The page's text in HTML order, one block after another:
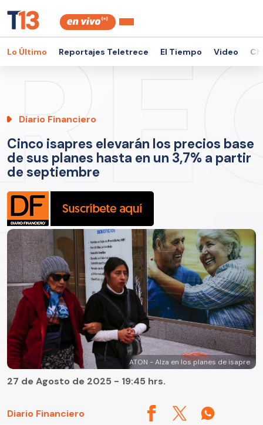
Lo Último Reportajes Teletrece El Tiempo Video
Diario Financiero
Cinco isapres elevarán los precios base
de sus planes hasta en un 3,7% a partir
de septiembre
ATON - Alza en los planes de isapre
Diario Financiero
27 de Agosto de 2025 - 19:45 hrs.